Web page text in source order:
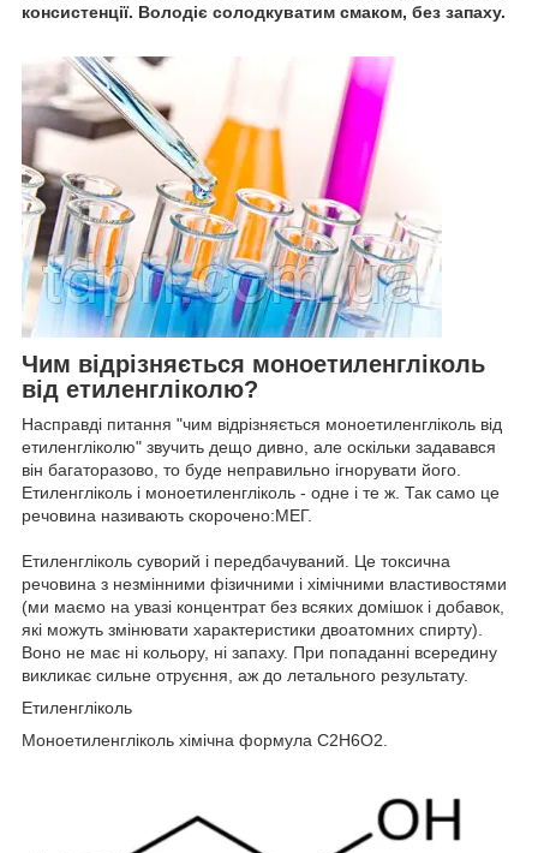
консистенції. Володіє солодкуватим смаком, без запаху.
Чим відрізняється моноетиленгліколь
від етиленгліколю?
Насправді питання "чим відрізняється моноетиленгліколь від
етиленгліколю" звучить дещо дивно, але оскільки задавався
він багаторазово, то буде неправильно ігнорувати його.
Етиленгліколь і моноетиленгліколь - одне і те ж. Так само це
речовина називають скорочено:МЕГ.
Етиленгліколь суворий і передбачуваний. Це токсична
речовина з незмінними фізичними і хімічними властивостями
(ми маємо на увазі концентрат без всяких домішок і добавок,
які можуть змінювати характеристики двоатомних спирту).
Воно не має ні кольору, ні запаху. При попаданні всередину
викликає сильне отруєння, аж до летального результату.
Етиленгліколь
Моноетиленгліколь хімічна формула С2Н6О2.